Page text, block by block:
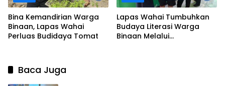
Bina Kemandirian Warga
Binaan, Lapas Wahai
Perluas Budidaya Tomat
Lapas Wahai Tumbuhkan
Budaya Literasi Warga
Binaan Melalui
Baca Juga